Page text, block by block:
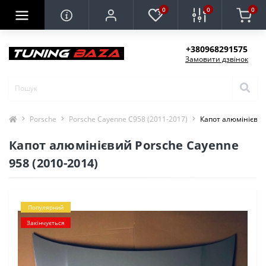
0 0 0
+380968291575
Замовити дзвінок
Porsche Porsche Cayenne C958 (2011-2017) Капот
Капот алюмінієвий Porsche Cayenne
958 (2010-2014)
Популярний
Закінчується